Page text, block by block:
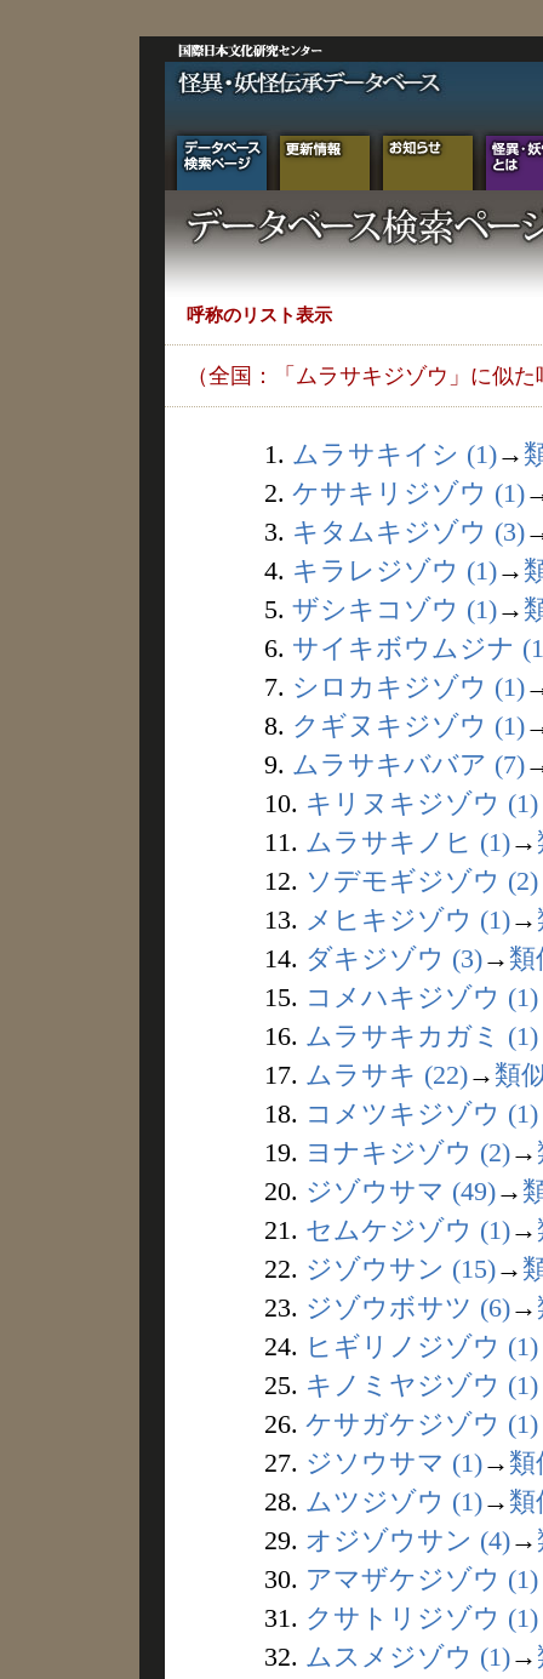
呼称のリスト表示
（全国：「ムラサキジゾウ」に似た
1. ムラサキイシ (1)→
2. ケサキリジゾウ (1)
3. キタムキジゾウ (3)
4. キラレジゾウ (1)→
5. ザシキコゾウ (1)→
6. サイキボウムジナ
7. シロカキジゾウ (1)
8. クギヌキジゾウ (1)
9. ムラサキババア (7)
10. キリヌキジゾウ (1)
11. ムラサキノヒ (1)→
12. ソデモギジゾウ (2)
13. メヒキジゾウ (1)→
14. ダキジゾウ (3)→ 類
15. コメハキジゾウ (1)
16. ムラサキカガミ (1)
17. ムラサキ (22)→ 類
18. コメツキジゾウ (1)
19. ヨナキジゾウ (2)→
20. ジゾウサマ (49)→
21. セムケジゾウ (1)→
22. ジゾウサン (15)→
23. ジゾウボサツ (6)→
24. ヒギリノジゾウ (1)
25. キノミヤジゾウ (1)
26. ケサガケジゾウ (1)
27. ジソウサマ (1)→ 類
28. ムツジゾウ (1)→ 類
29. オジゾウサン (4)→
30. アマザケジゾウ (1)
31. クサトリジゾウ (1)
32. ムスメジゾウ (1)→